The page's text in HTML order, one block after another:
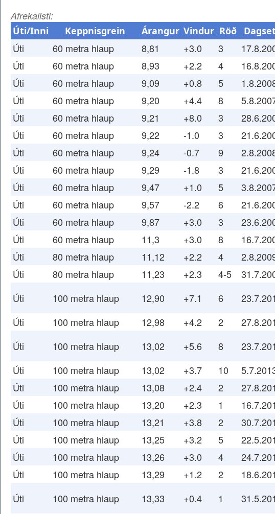
Afrekalisti:
Úti/Inni Keppnisgrein Árangur Vindur Röð
Úti 60 metra hlaup 8,81 +3.0 3
Úti
60 metra hlaup 8,93 +2.2 4
Úti
60 metra hlaup 9,09 +0.8 5
Úti
60 metra hlaup 9,20 +4.4 8
Úti
60 metra hlaup 9,21 +8.0 3
Úti
60 metra hlaup 9,22 -1.0 3
Úti
60 metra hlaup 9,24 -0.7 9
Úti
60 metra hlaup 9,29 -1.8 3
Úti
60 metra hlaup 9,47 +1.0 5
Úti
60 metra hlaup 9,57 -2.2 6
Úti
60 metra hlaup 9,87 +3.0 3
Úti
60 metra hlaup 11,3 +3.0 8
Úti
80 metra hlaup 11,12 +2.2 4
Úti
80 metra hlaup 11,23 +2.3 4-5
Úti
100 metra hlaup 12,90 +7.1 6
Úti
100 metra hlaup 12,98 +4.2 2
Úti
100 metra hlaup 13,02 +5.6 8
Úti
100 metra hlaup 13,02 +3.7 10
Úti
100 metra hlaup 13,08 +2.4 2
Úti
100 metra hlaup 13,20 +2.3 1
Úti
100 metra hlaup 13,21 +3.8 2
Úti
100 metra hlaup 13,25 +3.2 5
Úti
100 metra hlaup 13,26 +3.0 4
Úti
100 metra hlaup 13,29 +1.2 2
Úti
100 metra hlaup 13,33 +0.4 1